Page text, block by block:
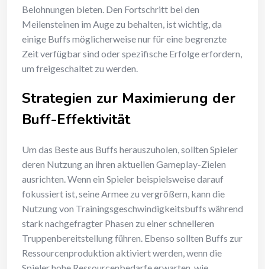
Belohnungen bieten. Den Fortschritt bei den
Meilensteinen im Auge zu behalten, ist wichtig, da
einige Buffs möglicherweise nur für eine begrenzte
Zeit verfügbar sind oder spezifische Erfolge erfordern,
um freigeschaltet zu werden.
Strategien zur Maximierung der
Buff-Effektivität
Um das Beste aus Buffs herauszuholen, sollten Spieler
deren Nutzung an ihren aktuellen Gameplay-Zielen
ausrichten. Wenn ein Spieler beispielsweise darauf
fokussiert ist, seine Armee zu vergrößern, kann die
Nutzung von Trainingsgeschwindigkeitsbuffs während
stark nachgefragter Phasen zu einer schnelleren
Truppenbereitstellung führen. Ebenso sollten Buffs zur
Ressourcenproduktion aktiviert werden, wenn die